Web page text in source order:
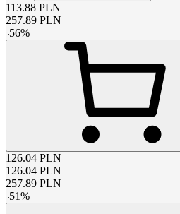
113.88 PLN
257.89 PLN
-56%
126.04 PLN
126.04 PLN
257.89 PLN
-51%